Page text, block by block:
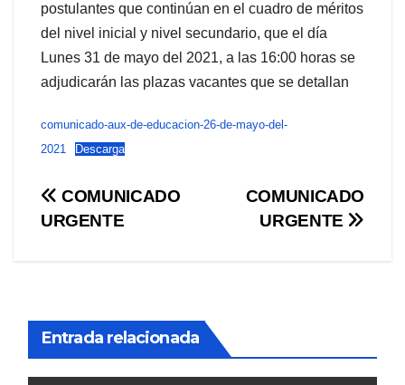
postulantes que continúan en el cuadro de méritos
del nivel inicial y nivel secundario, que el día
Lunes 31 de mayo del 2021, a las 16:00 horas se
adjudicarán las plazas vacantes que se detallan
comunicado-aux-de-educacion-26-de-mayo-del-
2021
Descarga
Navegación
COMUNICADO
URGENTE
COMUNICADO
URGENTE
Entrada relacionada